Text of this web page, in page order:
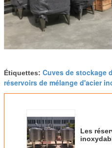
Étiquettes: Cuves de stockage
réservoirs de mélange d'acier
Les